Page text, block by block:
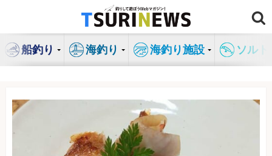
ン
船釣り 海釣り 海釣り施設 ソル